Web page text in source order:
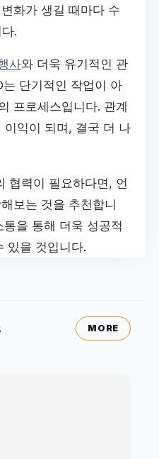
화가 생길 때마다 수
.
사와 더욱 유기적인 관
는 단기적인 작업이 아
프로세스입니다. 관계
이익이 되며, 결국 더 나
협력이 필요하다면, 언
보는 것을 추천합니
을 통해 더욱 성공적
있을 것입니다.
MORE